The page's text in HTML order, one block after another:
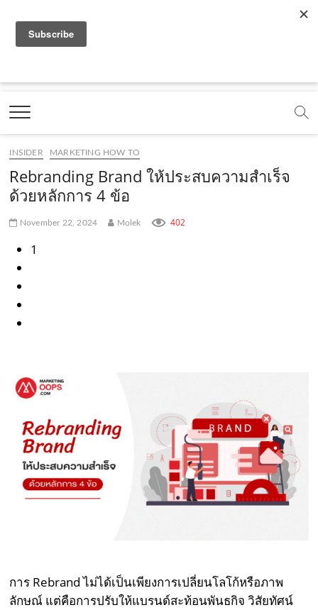
a
e
b
o
o
k
o
t
b
e
.
.
o
e
m
e
t
g
r
a
t
k
.
c
Marketing Oops!
DIGITAL | CREATIVE | ADVERTISING | CAMPAIGN |
INSIDER MARKETING HOW TO
Rebranding Brand ให้ประสบความสำเร็จ
ด้วยหลักการ 4 ข้อ
November 22, 2024 Molek 402
1
การ Rebrand ไม่ได้เป็นเพียงการเปลี่ยนโลโก้หรือภาพ
ลักษณ์ แต่คือการปรับให้แบรนด์สะท้อนพันธกิจ วิสัยทัศน์